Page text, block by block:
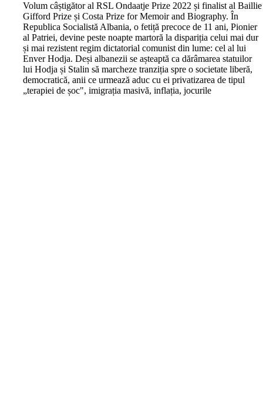
Volum câștigător al RSL Ondaatje Prize 2022 și finalist al Baillie
Gifford Prize și Costa Prize for Memoir and Biography. În
Republica Socialistă Albania, o fetiță precoce de 11 ani, Pionier
al Patriei, devine peste noapte martoră la dispariția celui mai dur
și mai rezistent regim dictatorial comunist din lume: cel al lui
Enver Hodja. Deși albanezii se așteaptă ca dărâmarea statuilor
lui Hodja și Stalin să marcheze tranziția spre o societate liberă,
democratică, anii ce urmează aduc cu ei privatizarea de tipul
„terapiei de șoc", imigrația masivă, inflația, jocurile